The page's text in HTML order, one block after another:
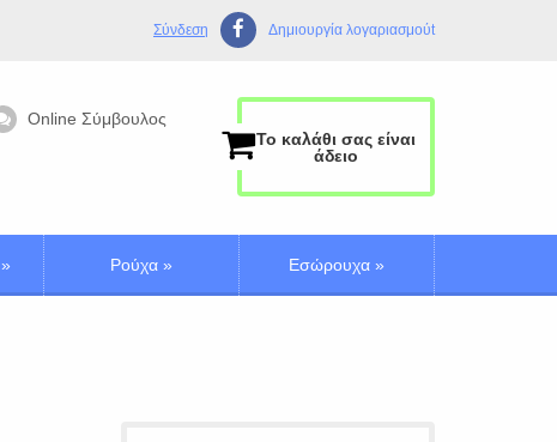
Σύνδεση Δημιουργία λογαριασμούt
Online Σύμβουλος
Το καλάθι σας είναι
άδειο
» Ρούχα » Εσώρουχα »